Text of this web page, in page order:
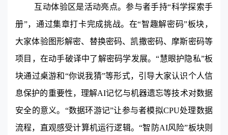
互动体验区是活动亮点。参与者手持“科学探索手
册”，通过集章打卡完成挑战。在“智趣解密码”板块，
大家体验图形解密、替换密码、凯撒密码、摩斯密码等
项目，在动手破译中了解密码学发展。“慧眼护隐私”板
块通过桌游和“你说我猜”等形式，引导大家认识个人信
息保护的重要性，理解AI记忆与机器遗忘等技术对数据
安全的意义。“数据环游记”让参与者模拟CPU处理数据
流程，直观感受计算机运行逻辑。“智防AI风险”板块则